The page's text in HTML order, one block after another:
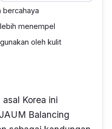
bercahaya
menempel
oleh kulit
Korea ini
JAUM Balancing